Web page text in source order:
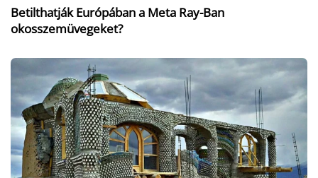
Betilthatják Európában a Meta Ray-Ban
okosszemüvegeket?